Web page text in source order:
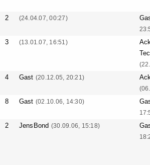
2 (24.04.07, 00:27)
3 (13.01.07, 16:51)
4 Gast (20.12.05, 20:21)
8 Gast (02.10.06, 14:30)
2 JensBond (30.09.06, 15:18)